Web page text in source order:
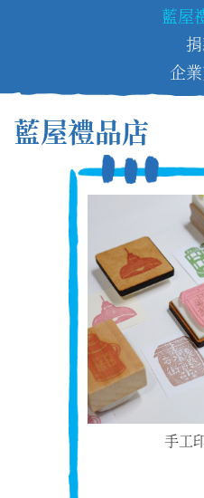
藍屋
企
藍屋禮品店
手工